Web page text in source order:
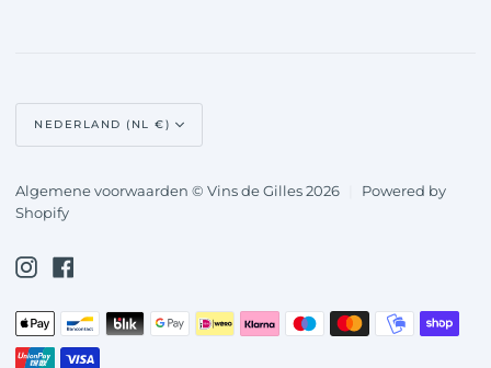
Valuta NEDERLAND (NL €)
Algemene voorwaarden © Vins de Gilles 2026
Powered by
Shopify
Geaccepteerde
AppleBancontact